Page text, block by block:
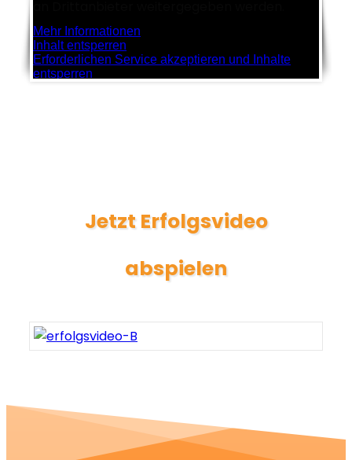
Mehr Informationen
Inhalt entsperren
Erforderlichen Service akzeptieren und Inhalte
entsperren
Jetzt Erfolgsvideo
abspielen